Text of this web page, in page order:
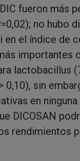
fueron más
no hubo
el índice de
importantes
lactobacillus
0,10), sin
en
DICOSAN
rendimientos